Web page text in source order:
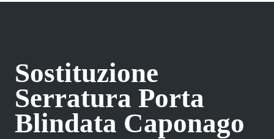
Sostituzione
Serratura Porta
Blindata Caponago